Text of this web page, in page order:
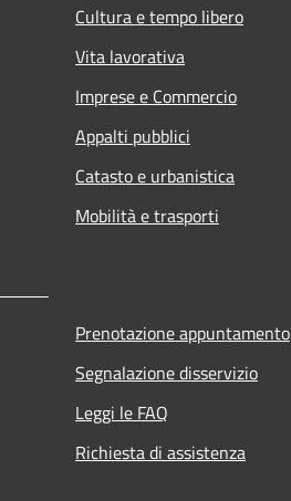
Cultura e tempo libero
Vita lavorativa
Imprese e Commercio
Appalti pubblici
Catasto e urbanistica
Mobilità e trasporti
Prenotazione appuntamento
Segnalazione disservizio
Leggi le FAQ
Richiesta di assistenza